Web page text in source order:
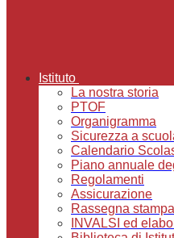
Istituto
La nostra storia
PTOF
Organigramma
Sicurezza a
Calendario
Piano annuale
Regolamenti
Assicurazione
Rassegna stampa
INVALSI ed